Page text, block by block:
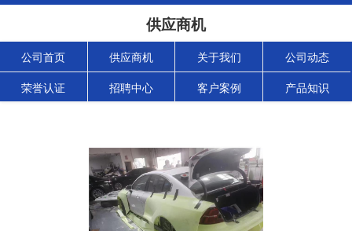
供应商机
公司首页 供应商机 关于我们 公司动态
荣誉认证 招聘中心 客户案例 产品知识